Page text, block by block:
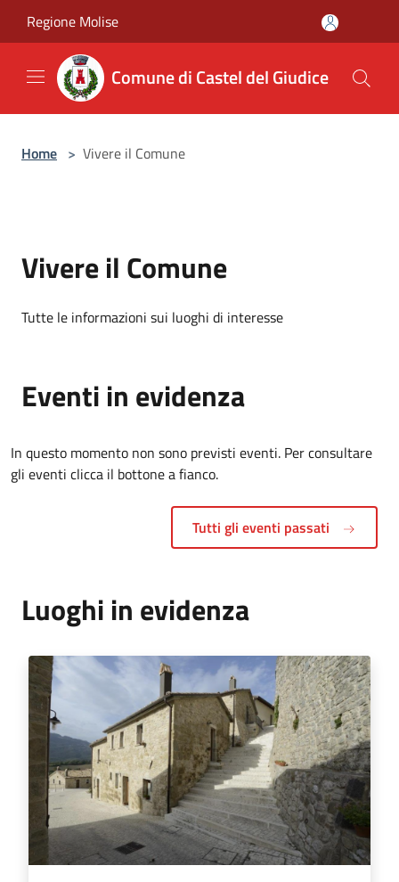
Regione Molise
Comune di Castel del Giudice
Home > Vivere il Comune
Vivere il Comune
Tutte le informazioni sui luoghi di interesse
Eventi in evidenza
In questo momento non sono previsti eventi. Per consultare
gli eventi clicca il bottone a fianco.
Tutti gli eventi passati
Luoghi in evidenza